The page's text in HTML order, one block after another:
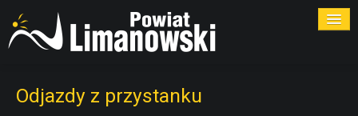
Odjazdy z przystanku